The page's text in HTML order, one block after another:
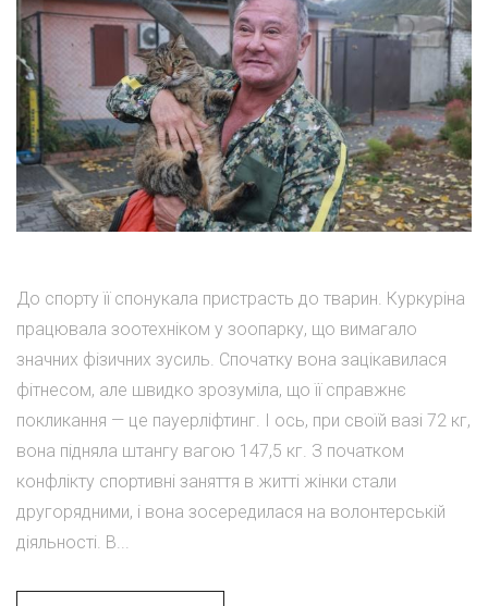
До спорту її спонукала пристрасть до тварин. Куркуріна
працювала зоотехніком у зоопарку, що вимагало
значних фізичних зусиль. Спочатку вона зацікавилася
фітнесом, але швидко зрозуміла, що її справжнє
покликання — це пауерліфтинг. І ось, при своїй вазі 72 кг,
вона підняла штангу вагою 147,5 кг. З початком
конфлікту спортивні заняття в житті жінки стали
другорядними, і вона зосередилася на волонтерській
діяльності. В...